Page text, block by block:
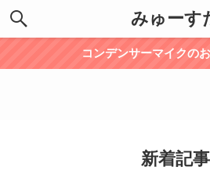
みゅーす
コンデンサーマイクの
新着記事